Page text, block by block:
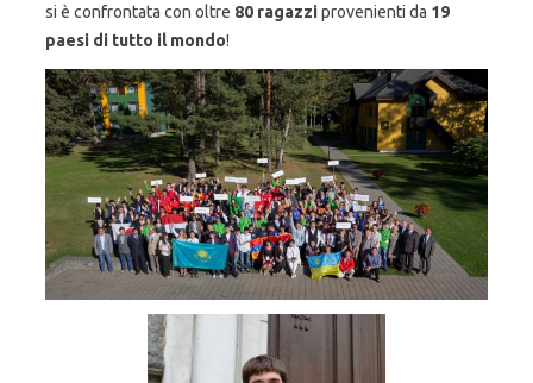
si è confrontata con oltre 80 ragazziprovenienti da 19
paesi di tutto il mondo!